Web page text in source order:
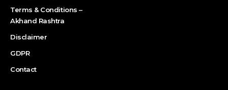
Terms & Conditions –
Akhand Rashtra
Disclaimer
GDPR
Contact